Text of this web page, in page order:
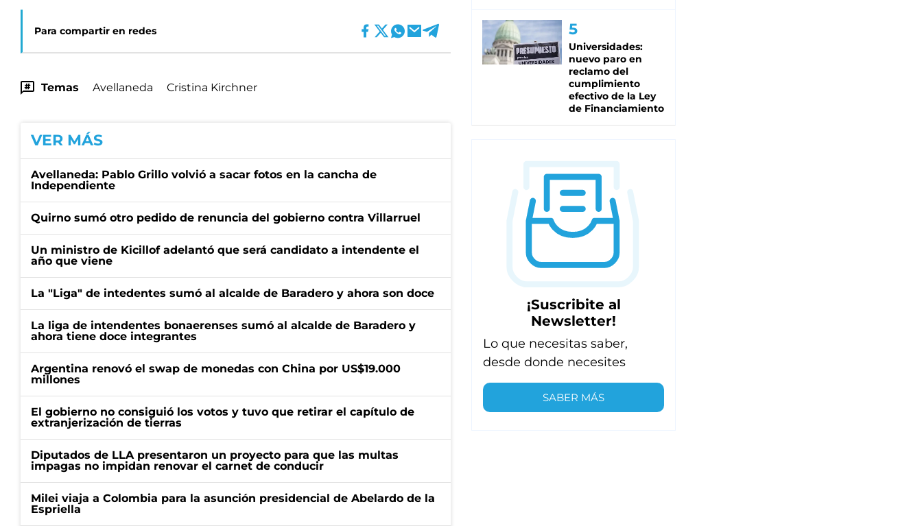
Para compartir en redes
Temas Avellaneda Cristina Kirchner
VER MÁS
Avellaneda: Pablo Grillo volvió a sacar fotos en la cancha de
Independiente
Quirno sumó otro pedido de renuncia del gobierno contra Villarruel
Un ministro de Kicillof adelantó que será candidato a intendente el
año que viene
La "Liga" de intedentes sumó al alcalde de Baradero y ahora son doce
La liga de intendentes bonaerenses sumó al alcalde de Baradero y
ahora tiene doce integrantes
Argentina renovó el swap de monedas con China por US$19.000
millones
El gobierno no consiguió los votos y tuvo que retirar el capítulo de
extranjerización de tierras
Diputados de LLA presentaron un proyecto para que las multas
impagas no impidan renovar el carnet de conducir
Milei viaja a Colombia para la asunción presidencial de Abelardo de la
Espriella
Universidades:
nuevo paro en
reclamo del
cumplimiento
efectivo de la Ley
de Financiamiento
¡Suscribite al
Newsletter!
Lo que necesitas saber,
desde donde necesites
SABER MÁS